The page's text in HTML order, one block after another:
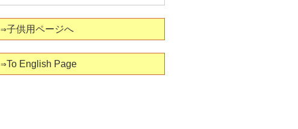
⇒子供用ページへ
⇒To English Page